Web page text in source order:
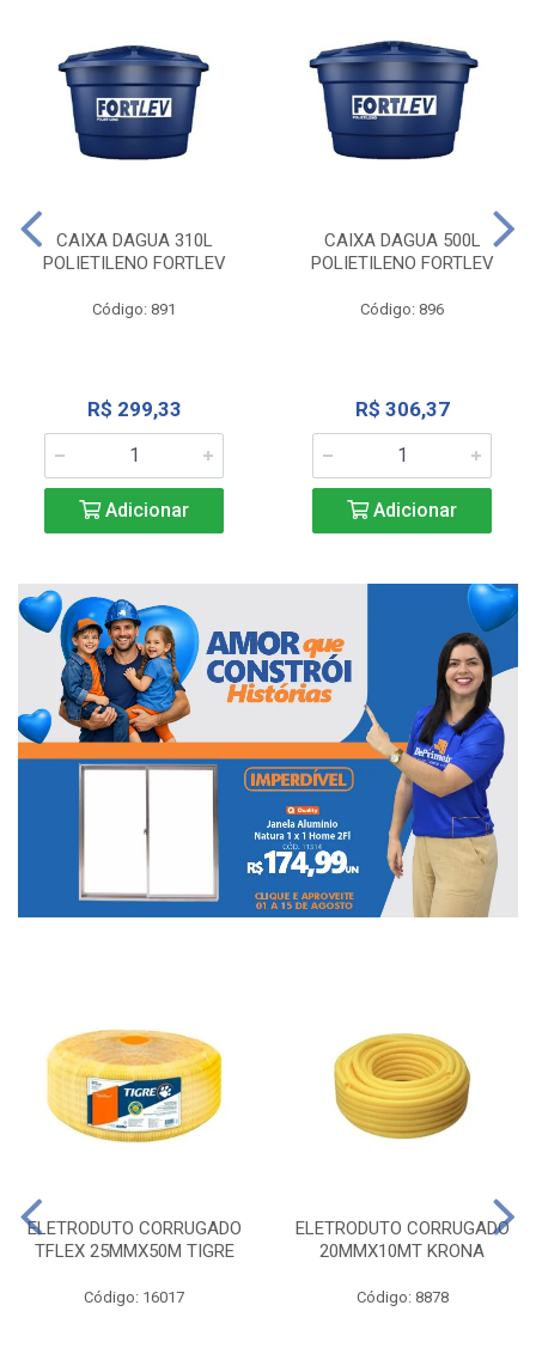
CAIXA DAGUA 310L
POLIETILENO FORTLEV
Código: 891
R$ 299,33
Adicionar
CAIXA DAGUA 500L
POLIETILENO FORTLEV
Código: 896
R$ 306,37
Adicionar
ELETRODUTO CORRUGADO
TFLEX 25MMX50M TIGRE
Código: 16017
ELETRODUTO CORRUGADO
20MMX10MT KRONA
Código: 8878